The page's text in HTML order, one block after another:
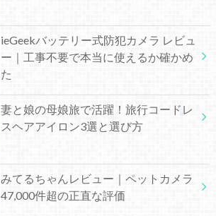
ieGeekバッテリー式防犯カメラ レビュ
ー｜工事不要で本当に使えるか確かめ
た
妻と娘の母娘旅で活躍！旅行コードレ
スヘアアイロン3選と選び方
みてるちゃんレビュー｜ペットカメラ
47,000件超の正直な評価